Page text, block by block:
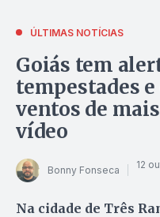
ÚLTIMAS NOTÍCIAS
Goiás tem
tempestades
ventos de
vídeo
Bonny Fonseca 12
Na cidade de Três